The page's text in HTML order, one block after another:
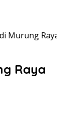
Murung
Raya